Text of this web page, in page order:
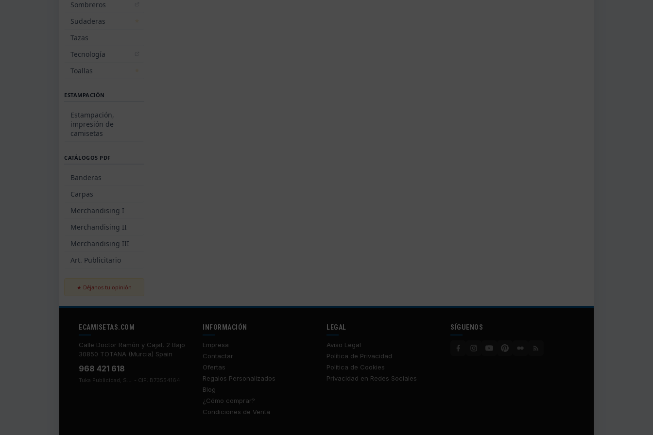
Sombreros
Sudaderas
Tazas
Tecnología
Toallas
ESTAMPACIÓN
Estampación,
impresión de
camisetas
CATÁLOGOS PDF
Banderas
Carpas
Merchandising I
Merchandising II
Merchandising III
Art. Publicitario
★ Déjanos tu opinión
ECAMISETAS.COM
Calle Doctor Ramón y Cajal, 2 Bajo
30850 TOTANA (Murcia) Spain
968 421 618
Tuka Publicidad, S.L. - CIF: B73554164
INFORMACIÓN
Empresa
Contactar
Ofertas
Regalos Personalizados
Blog
¿Cómo comprar?
Condiciones de Venta
LEGAL
Aviso Legal
Política de Privacidad
Política de Cookies
Privacidad en Redes Sociales
SÍGUENOS